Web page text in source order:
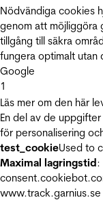
Nödvändiga cookies
genom att möjliggöra
tillgång till säkra
fungera optimalt utan
Google
1
Läs mer om den här
En del av de
för personalisering
test_cookieUsed to
Maximal lagringstid:
www.track.garnius.se